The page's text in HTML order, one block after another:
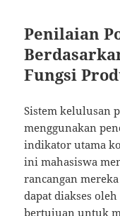
Penilaian
Fungsi
Sistem kelulusan
menggunakan
indikator utama
ini mahasiswa
rancangan
dapat diakses
bertujuan untuk